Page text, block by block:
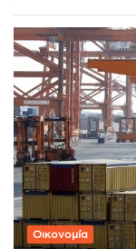
Οικονομία